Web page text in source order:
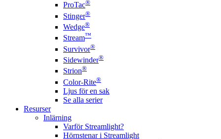
ProTac®
Stinger®
Wedge®
Stream™
Survivor®
Sidewinder®
Strion®
Color-Rite®
Ljus för en sak
Se alla serier
Resurser
Inlärning
Varför Streamlight?
Hörnstenar i Streamlight